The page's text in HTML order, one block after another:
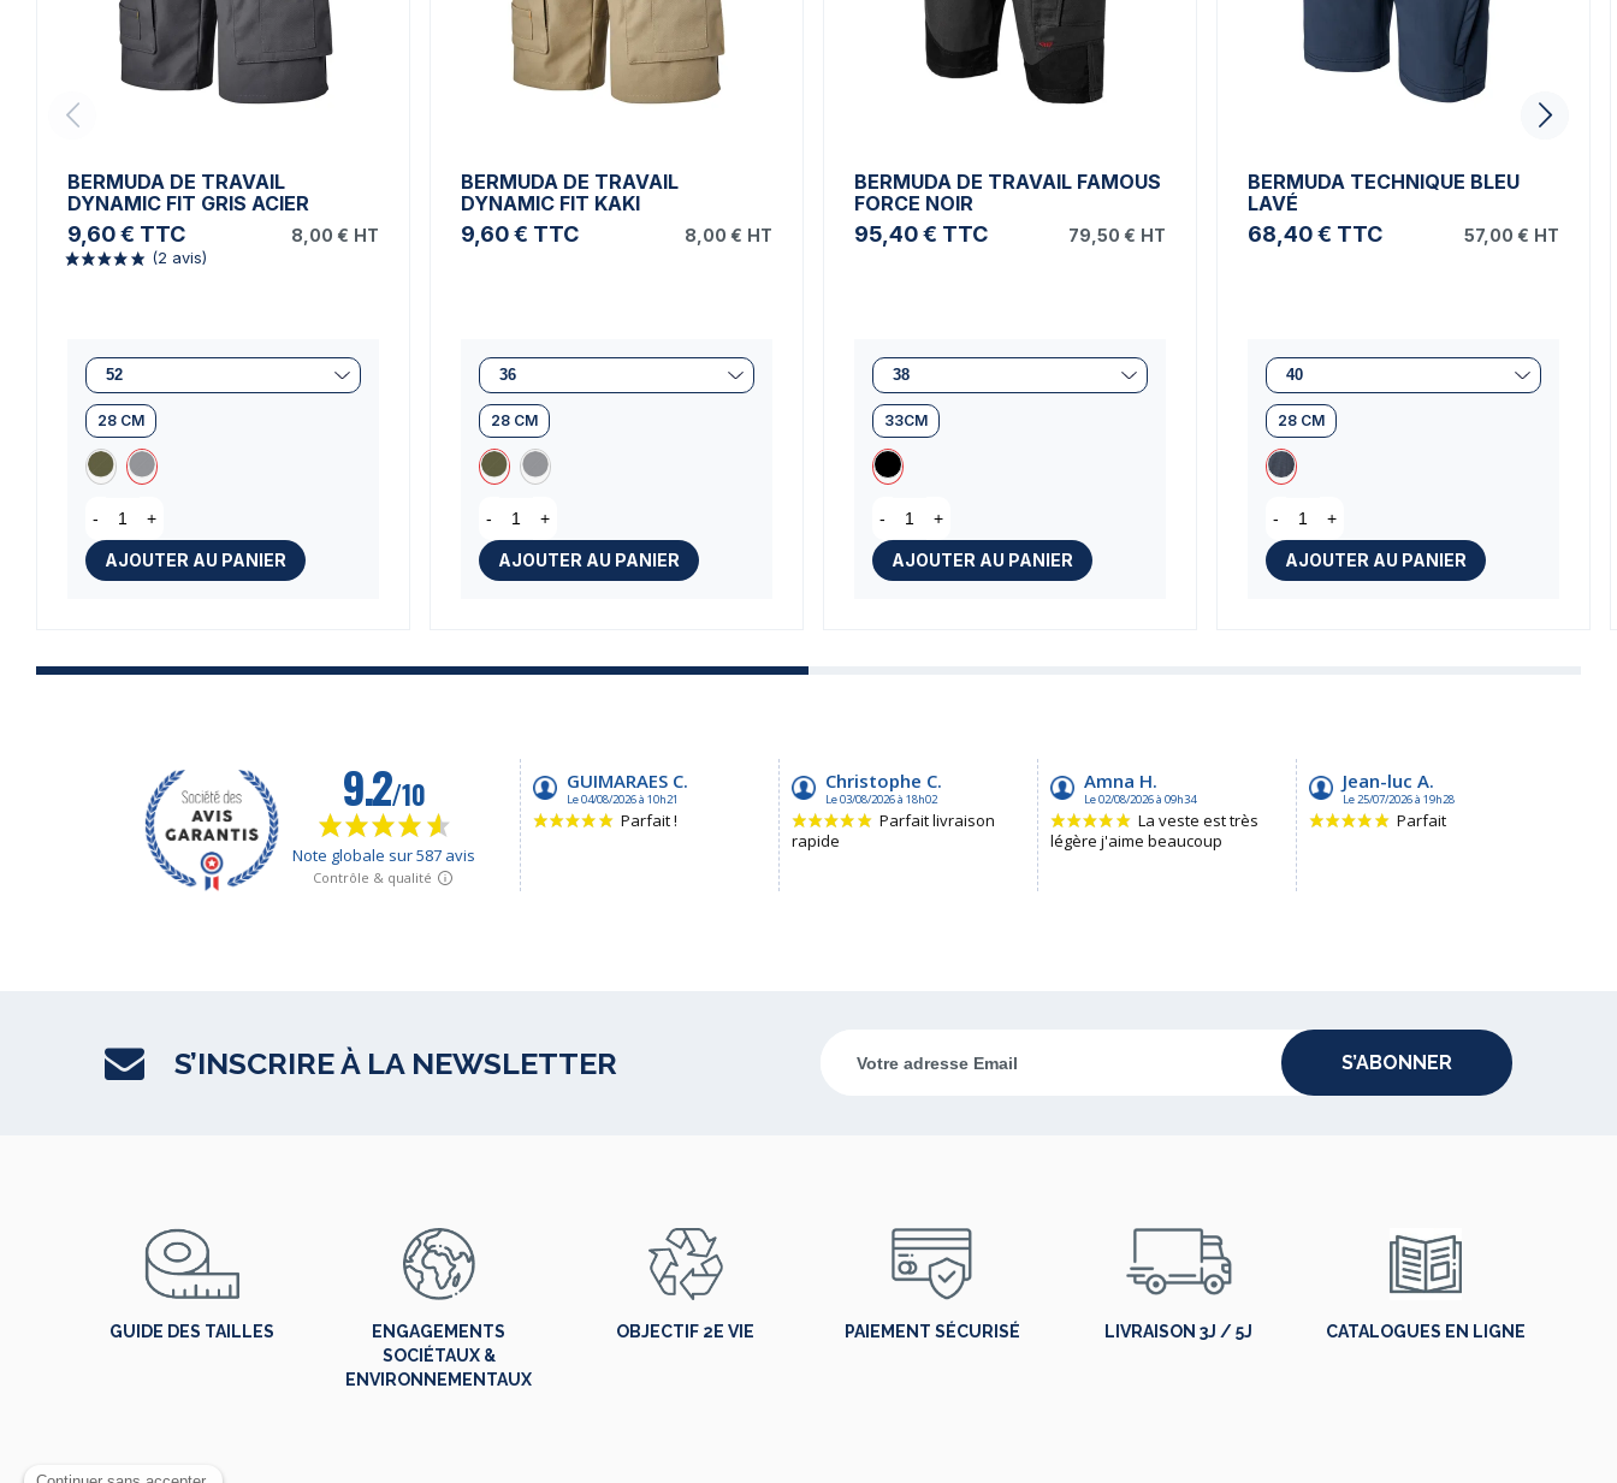
BERMUDA DE TRAVAIL
DYNAMIC FIT GRIS ACIER
9,60 € TTC 8,00 € HT
28 CM
- +
AJOUTER AU PANIER
BERMUDA DE TRAVAIL
DYNAMIC FIT KAKI
9,60 € TTC 8,00 € HT
28 CM
- +
AJOUTER AU PANIER
BERMUDA DE TRAVAIL FAMOUS
FORCE NOIR
95,40 € TTC 79,50 € HT
33CM
- +
AJOUTER AU PANIER
BERMUDA TECHNIQUE BLEU
LAVÉ
68,40 € TTC 57,00 € HT
28 CM
- +
AJOUTER AU PANIER
S’INSCRIRE À LA NEWSLETTER S’ABONNER
GUIDE DES TAILLES
ENGAGEMENTS
SOCIÉTAUX &
ENVIRONNEMENTAUX
OBJECTIF 2E VIE PAIEMENT SÉCURISÉ LIVRAISON 3J / 5J CATALOGUES EN LIGNE